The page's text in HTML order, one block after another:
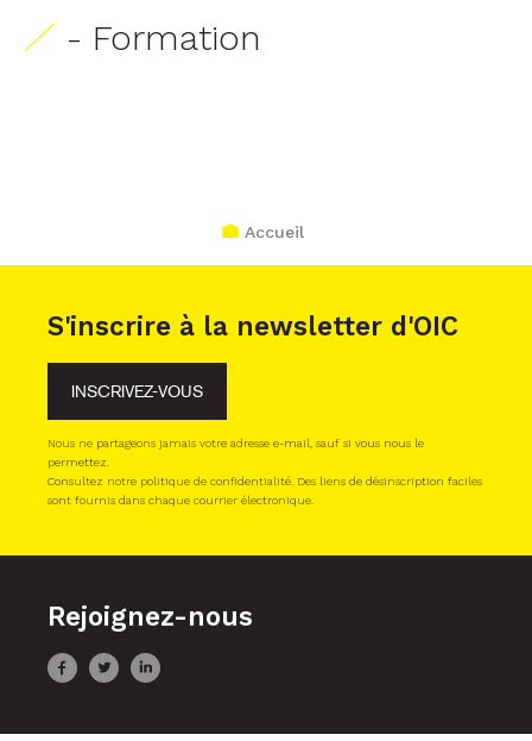
- Formation
Accueil
S'inscrire à la newsletter d'OIC
INSCRIVEZ-VOUS
Nous ne partageons jamais votre adresse e-mail, sauf si vous nous le
permettez.
Consultez notre politique de confidentialité. Des liens de désinscription faciles
sont fournis dans chaque courrier électronique.
Rejoignez-nous